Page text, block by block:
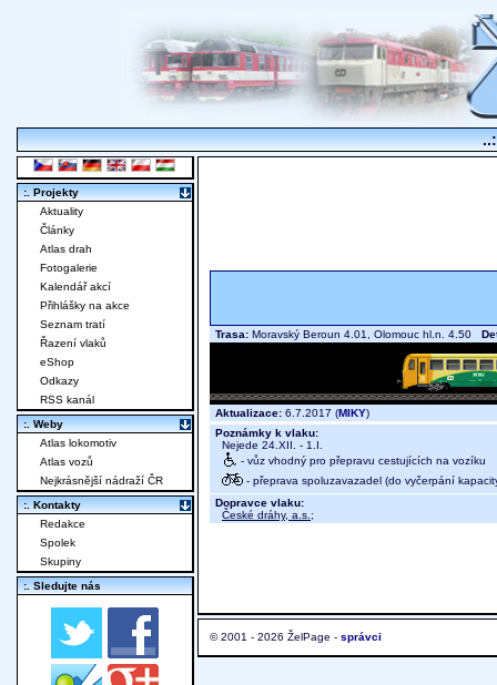
Trasa: Moravský Beroun 4.01, Olomouc hl.n. 4.50
Aktualizace: 6.7.2017 (MIKY)
Poznámky k vlaku:
Nejede 24.XII. - 1.I.
- vůz vhodný pro přepravu cestujících na vozíku
- přeprava spoluzavazadel (do vyčerpání
Dopravce vlaku:
České dráhy, a.s. ;
© 2001 - 2026 ŽelPage - správci
:. Projekty
Aktuality
Články
Atlas drah
Fotogalerie
Kalendář akcí
Přihlášky na akce
Seznam tratí
Řazení vlaků
eShop
Odkazy
RSS kanál
:. Weby
Atlas lokomotiv
Atlas vozů
Nejkrásnější nádraží ČR
:. Kontakty
Redakce
Spolek
Skupiny
:. Sledujte nás